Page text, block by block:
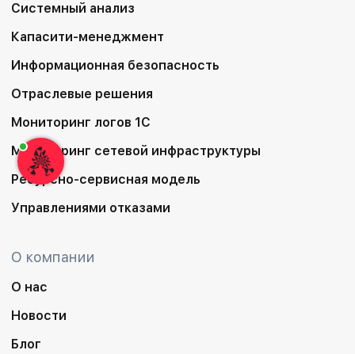
Системный анализ
Капасити-менеджмент
Информационная безопасность
Отраслевые решения
Мониторинг логов 1С
Мониторинг сетевой инфраструктуры
Ресурсно-сервисная модель
Управлениями отказами
О компании
О нас
Новости
Блог